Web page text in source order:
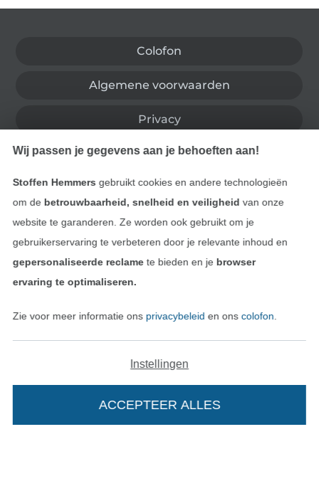
Colofon
Algemene voorwaarden
Privacy
Recht op retournering
Contact
Bestelling herroepen
Wij passen je gegevens aan je behoeften aan!
Stoffen Hemmers gebruikt cookies en andere technologieën
om de betrouwbaarheid, snelheid en veiligheid van onze
website te garanderen. Ze worden ook gebruikt om je
gebruikerservaring te verbeteren door je relevante inhoud en
gepersonaliseerde reclamete bieden en je browser
ervaring te optimaliseren.
Zie voor meer informatie ons privacybeleid en ons colofon
Instellingen
ACCEPTEER ALLES